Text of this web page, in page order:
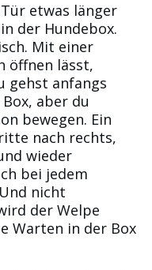
etwas länger
der Hundebox.
Mit einer
öffnen lässt,
gehst anfangs
aber du
bewegen. Ein
nach rechts,
wieder
bei jedem
nicht
der Welpe
Warten in der Box